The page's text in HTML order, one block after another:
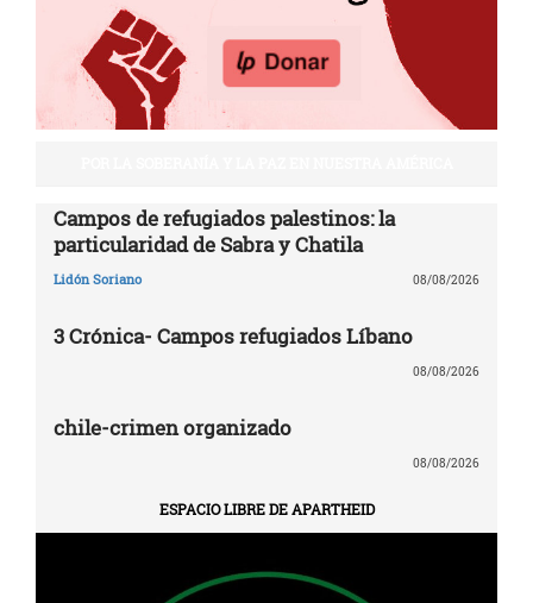
Campos de refugiados palestinos: la
particularidad de Sabra y Chatila
Lidón Soriano 08/08/2026
3 Crónica- Campos refugiados Líbano
08/08/2026
chile-crimen organizado
08/08/2026
ESPACIO LIBRE DE APARTHEID